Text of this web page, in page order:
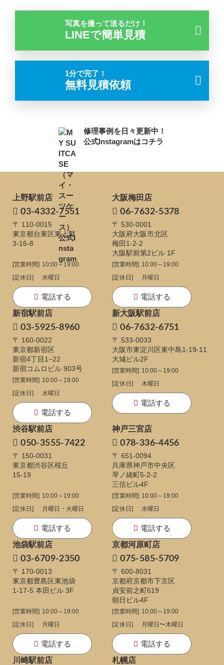
写真を撮って送るだけ！
LINEで簡単見積
1分で完了！
無料見積依頼
修理事例を日々更新中！
公式Instagramはコチラ
上野駅前店
03-4332-7551
〒 110-0015
東京都台東区東上野
3-16-8
[営業時間] 10:00～19:00
[定休日]
水曜日
電話する
大阪梅田店
06-7632-5378
〒 530-0001
大阪府大阪市北区
梅田1-2-2
大阪駅前第2ビル 1F
[営業時間] 10:00～19:00
[定休日]
月曜日
電話する
新宿駅前店
03-5925-8960
〒 160-0022
東京都新宿区
新宿4丁目1−22
新宿コムロビル 903号
[営業時間] 10:00～19:00
[定休日]
水曜日
電話する
新大阪駅前店
06-7632-6751
〒 533-0033
大阪市東淀川区東中島1-19-11
大城ビル2F
[営業時間] 10:00～19:00
[定休日]
木曜日
電話する
渋谷駅前店
050-3555-7422
〒 150-0031
東京都渋谷区桜丘
15-19
[営業時間] 10:00～19:00
[定休日]
月曜日・火曜日
電話する
神戸三宮店
078-336-4456
〒 651-0094
兵庫県神戸市中央区
琴ノ緒町5-2-2
三信ビル4F
[営業時間] 10:00～19:00
[定休日]
水曜日
電話する
池袋駅前店
03-6709-2350
〒 170-0013
東京都豊島区東池袋
1-17-5 本田ビル 3F
[営業時間] 10:00～19:00
[定休日]
月曜日
電話する
京都河原町店
075-585-5709
〒 600-8031
京都府京都市下京区
貞安前之町619
朝日ビル4F
[営業時間] 10:00～19:00
[定休日]
月曜日〜木曜日
電話する
川崎駅前店
札幌店